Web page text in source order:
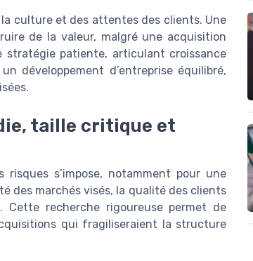
culture et des attentes des clients. Une
de la valeur, malgré une acquisition
stratégie patiente, articulant croissance
développement d’entreprise équilibré,
taille critique et
s’impose, notamment pour une
des marchés visés, la qualité des clients
recherche rigoureuse permet de
qui fragiliseraient la structure